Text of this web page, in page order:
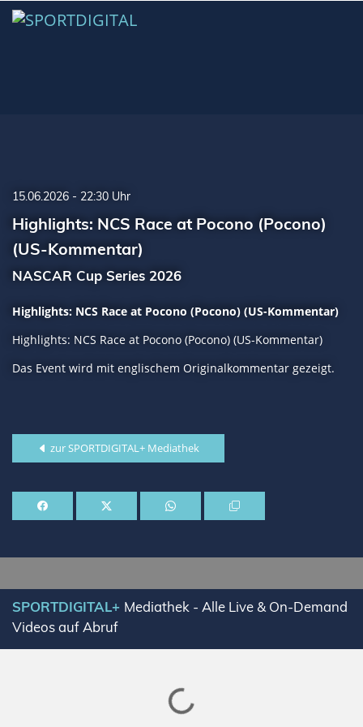
15.06.2026 - 22:30 Uhr
Highlights: NCS Race at Pocono (Pocono)
(US-Kommentar)
NASCAR Cup Series 2026
Highlights: NCS Race at Pocono (Pocono) (US-Kommentar)
Highlights: NCS Race at Pocono (Pocono) (US-Kommentar)
Das Event wird mit englischem Originalkommentar gezeigt.
zur SPORTDIGITAL+ Mediathek
SPORTDIGITAL+ Mediathek - Alle Live & On-Demand
Videos auf Abruf